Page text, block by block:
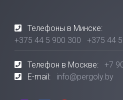
Телефоны в Минске:
+375 44 5 900 300
+375 44
Телефон в Москве:
+7
E-mail:
info@pergoly.by